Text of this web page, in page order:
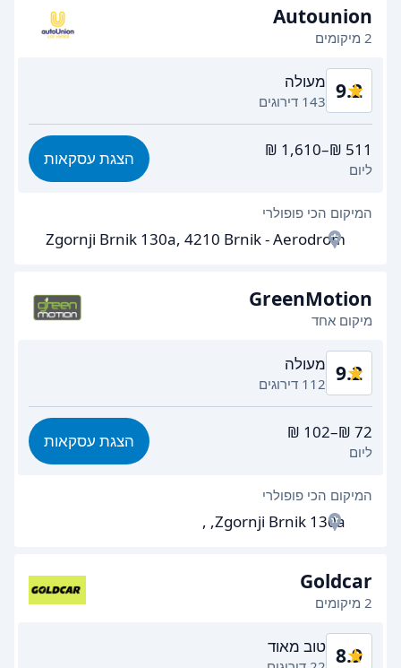
Autounion
2 מיקומים
9.2 מעולה
143 דירוגים
8.9
קלות מציאה 8.9
יעילות הסוכן
מהירות החזרת הרכב 9.5
ניקיון רכב
מצב הרכב
ליום
הצגת עסקאות
המיקום הכי פופולרי
Zgornji Brnik 130a, 4210 Brnik - Aerodrom
GreenMotion
מיקום אחד
9.2 מעולה
112 דירוגים
9.0
קלות מציאה 8.8
יעילות הסוכן
מהירות החזרת הרכב 9.3
ניקיון רכב
מצב הרכב
ליום
הצגת עסקאות
המיקום הכי פופולרי
Zgornji Brnik 130a, ,
Goldcar
2 מיקומים
8.9 טוב מאוד